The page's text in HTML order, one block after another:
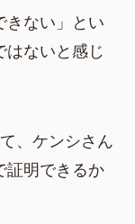
きない」とい
はないと感じ
、ケンシさん
証明できるか